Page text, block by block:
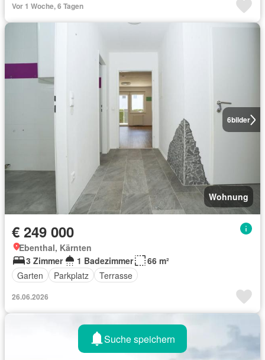
Vor 1 Woche, 6 Tagen
6bilder
Wohnung
€ 249 000
Ebenthal, Kärnten
3 Zimmer
1 Badezimmer
66 m²
Garten
Parkplatz Terrasse
26.06.2026
Suche speichern